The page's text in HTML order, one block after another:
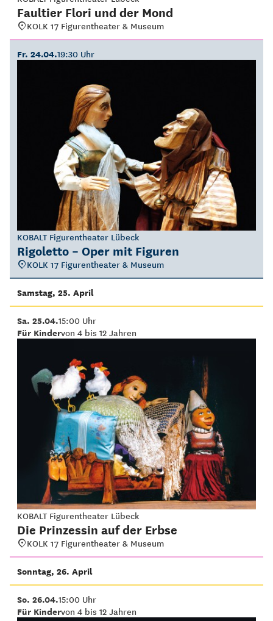
Faultier Flori und der Mond
KOLK 17 Figurentheater & Museum
Fr. 24.04.19:30 Uhr
KOBALT Figurentheater Lübeck
Rigoletto – Oper mit Figuren
KOLK 17 Figurentheater & Museum
Samstag, 25. April
Sa. 25.04.15:00 Uhr
Für Kindervon 4 bis 12 Jahren
KOBALT Figurentheater Lübeck
Die Prinzessin auf der Erbse
KOLK 17 Figurentheater & Museum
Sonntag, 26. April
So. 26.04.15:00 Uhr
Für Kindervon 4 bis 12 Jahren